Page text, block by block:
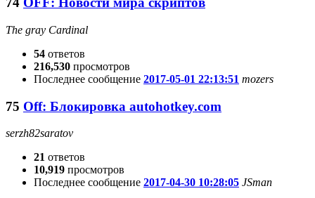
The gray Cardinal
54 ответов
216,530 просмотров
Последнее сообщение 2017-05-01 22:13:51 mozers
75 Off: Блокировка autohotkey.com
serzh82saratov
21 ответов
10,919 просмотров
Последнее сообщение 2017-04-30 10:28:05 JSmаn